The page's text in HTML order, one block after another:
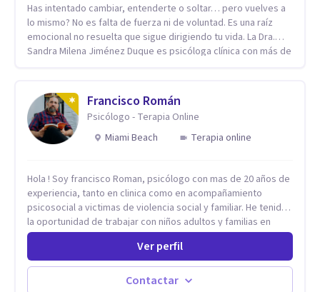
Has intentado cambiar, entenderte o soltar… pero vuelves a
lo mismo? No es falta de fuerza ni de voluntad. Es una raíz
emocional no resuelta que sigue dirigiendo tu vida. La Dra.
Sandra Milena Jiménez Duque es psicóloga clínica con más de
ansiedad, la baja autoestima, la dependencia emocional y los
conflictos de pareja. Ha trabajado con pacientes en
diferentes países, acompañando procesos complejos. Su
enfoque terapéutico se diferencia por una premisa clara: no
sistema emocional, reprocesamiento de heridas de la
infancia y reestructuración cognitiva profunda, permitiendo
transformar patrones, emociones y decisiones desde su
origen. Si buscas un proceso superficial, este no es el lugar.
Pero si estás listo(a) para comprender, sanar y transformar la
raíz de lo que te ocurre, la Dra. Sandra Milena Jiménez Duque
es una de las mejores opciones para acompañarte. Porque
cuando sanas tu mundo interno, cambias tu forma de pensar,
Francisco Román
Psicólogo - Terapia Online
Miami Beach
Terapia online
Hola ! Soy francisco Roman, psicólogo con mas de 20 años de
experiencia, tanto en clinica como en acompañamiento
psicosocial a victimas de violencia social y familiar. He tenido
la oportunidad de trabajar con niños adultos y familias en
todos los espacios y esto me ha dado un una variedad de
aprendizajes que ahora pongo a tu disposicion. En la
actualidad puedo atenderte de manera presencial y/o virtual,
de lunes a sabado. el costo de cada sesión lo acordamos en
Ver perfil
Contactar